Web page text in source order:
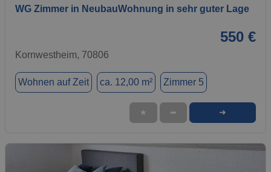
WG Zimmer in NeubauWohnung in sehr guter Lage
550 €
Kornwestheim, 70806
Wohnen auf Zeit ca. 12,00 m² Zimmer 5
★ ➦ ➜